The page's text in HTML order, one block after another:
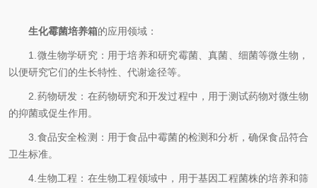
生化霉菌培养箱的应用领域：
1.微生物学研究：用于培养和研究霉菌、真菌、细菌等微生物，
以便研究它们的生长特性、代谢途径等。
2.药物研发：在药物研究和开发过程中，用于测试药物对微生物
的抑菌或促生作用。
3.食品安全检测：用于食品中霉菌的检测和分析，确保食品符合
卫生标准。
4.生物工程：在生物工程领域中，用于基因工程菌株的培养和筛